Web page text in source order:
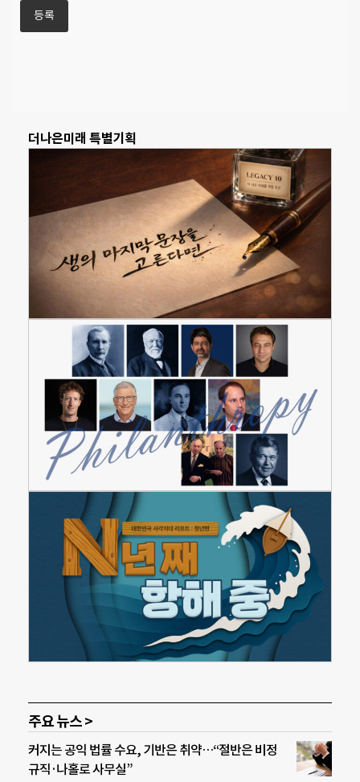
더나은미래 특별기획
주요 뉴스 >
커지는 공익 법률 수요, 기반은 취약…“절반은 비정
규직·나홀로 사무실”